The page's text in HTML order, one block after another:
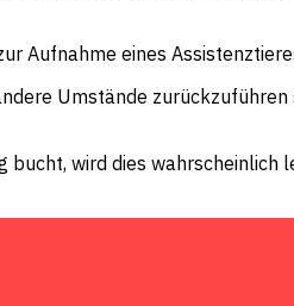
Aufnahme eines
Umstände
wird dies wahrscheinlich